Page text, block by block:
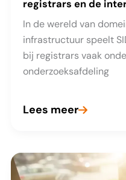
registrars en de
In de wereld van
infrastructuur speelt
bij registrars vaak
onderzoeksafdeling
SIDN
De
onzichtbare
Lees meer